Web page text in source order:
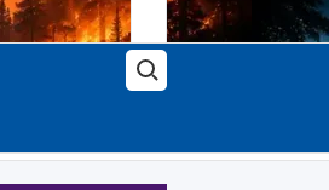
Buscar: